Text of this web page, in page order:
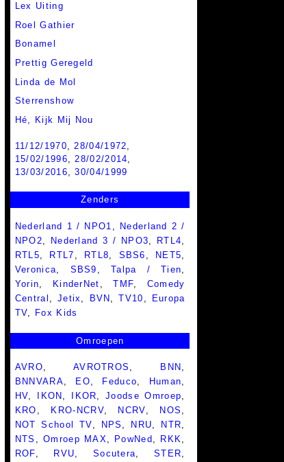
Lex Uiting
Roel Gathier
Bonamel
Prettig Geregeld
Linda de Mol
Sterrenshow
Hé, Kijk Mij Nou
11/12/1970,28/04/1972,
15/02/1996,28/02/2014,
13/03/2016,30/04/1999
Zenders
Nederland 1 / NPO1
Nederland 2 /
NPO2
Nederland 3 / NPO3 RTL4
RTL5
RTL7 RTL8 SBS6 NET5
Veronica
SBS9 ,Talpa / Tien
Yorin
KinderNet ,TMF
Comedy
Central
Jetix BVN ,TV10
Europa
TV
Fox Kids
Omroepen
AVRO, AVROTROS , BNN ,
BNNVARA, EO, Feduco, Human,
HV, IKON , IKOR,Joodse Omroep,
KRO , KRO-NCRV, NCRV, NOS ,
NOT School TV, NPS , NRU, NTR,
NTS ,Omroep MAX, PowNed , RKK,
ROF, RVU, Socutera,STER,